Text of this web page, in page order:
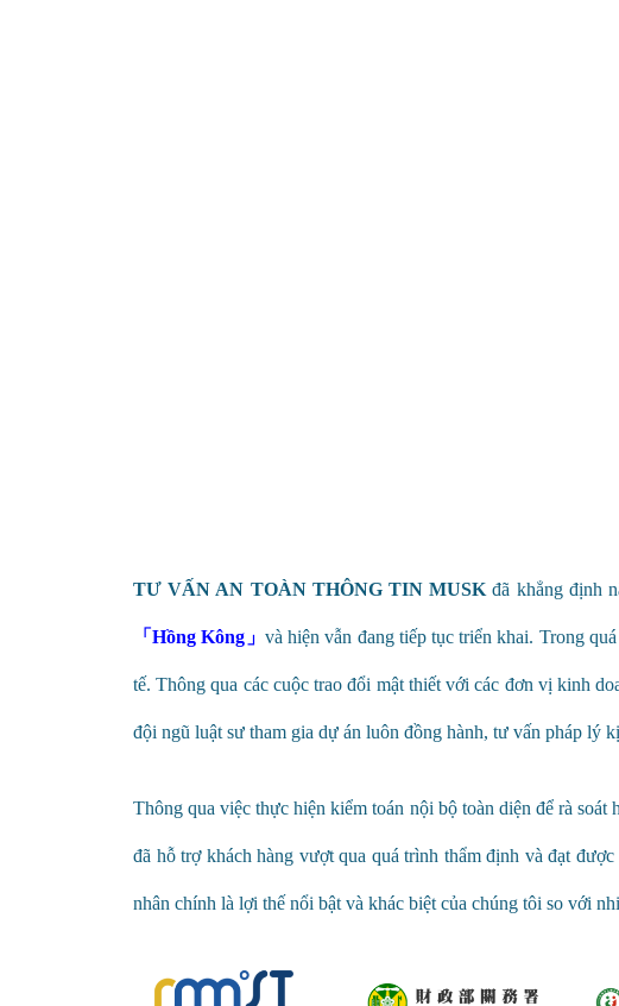
TƯ VẤN AN TOÀN THÔNG TIN MUSK đã khẳng định
「Hồng Kông」 và hiện vẫn đang tiếp tục triển khai. Trong
tế. Thông qua các cuộc trao đổi mật thiết với các đơn vị kinh
đội ngũ luật sư tham gia dự án luôn đồng hành, tư vấn pháp lý
Thông qua việc thực hiện kiểm toán nội bộ toàn diện để rà
đã hỗ trợ khách hàng vượt qua quá trình thẩm định và đạt
nhân chính là lợi thế nổi bật và khác biệt của chúng tôi so với